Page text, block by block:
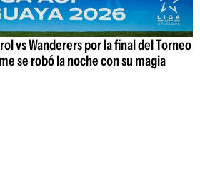
vs Wanderers por la final del Torneo
se robó la noche con su magia